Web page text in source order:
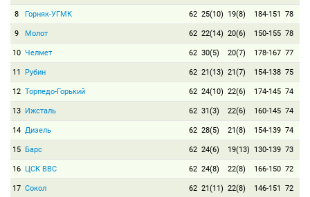
8 Горняк-УГМК 62 25(10) 19(8) 184-151 78
9 Молот 62 22(14) 20(6) 150-155 78
10 Челмет 62 30(5) 20(7) 178-167 77
11 Рубин 62 21(13) 21(7) 154-138 75
12 Торпедо-Горький 62 24(10) 22(6) 174-145 74
13 Ижсталь 62 31(3) 22(6) 160-145 74
14 Дизель 62 28(5) 21(8) 154-139 74
15 Барс 62 24(6) 19(13) 130-139 73
16 ЦСК ВВС 62 24(8) 22(8) 166-150 72
17 Сокол 62 21(11) 22(8) 146-151 72